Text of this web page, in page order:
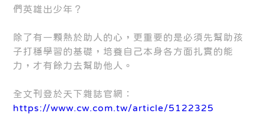
們英雄出少年？
除了有一顆熱於助人的心，更重要的是必須先幫助孩
子打穩學習的基礎，培養自己本身各方面扎實的能
力，才有餘力去幫助他人。
全文刊登於天下雜誌官網：
https://www.cw.com.tw/article/5122325